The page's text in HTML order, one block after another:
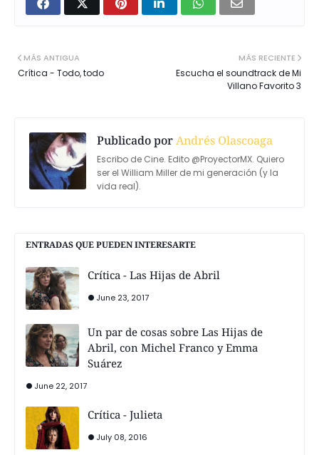
MÁS RECIENTE
Escucha el soundtrack de Mi
Villano Favorito 3
MÁS ANTIGUA
Crítica - Todo, todo
Publicado porAndrés Olascoaga
Escribo de Cine. Edito @ProyectorMX. Quiero
ser el William Miller de mi generación (y la
vida real).
ENTRADAS QUE PUEDEN INTERESARTE
Crítica - Las Hijas de Abril
June 23, 2017
Un par de cosas sobre Las Hijas de
Abril, con Michel Franco y Emma
Suárez
June 22, 2017
Crítica - Julieta
July 08, 2016